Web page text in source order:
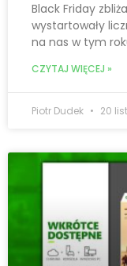
Black Friday
wystartowały
na nas w tym
CZYTAJ WIĘCEJ »
Piotr Dudek 20